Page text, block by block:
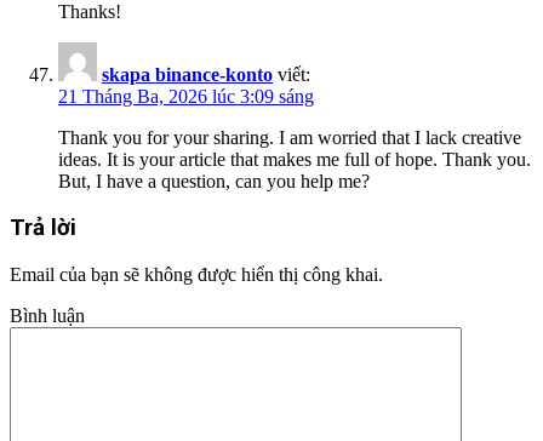
Thanks!
skapa binance-konto viết:
21 Tháng Ba, 2026 lúc 3:09 sáng
Thank you for your sharing. I am worried that I lack creative
ideas. It is your article that makes me full of hope. Thank you.
But, I have a question, can you help me?
Trả lời
Email của bạn sẽ không được hiển thị công khai.
Bình luận